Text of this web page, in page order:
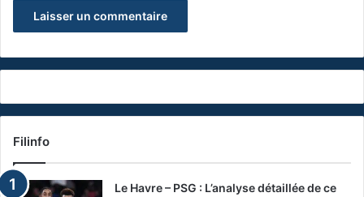
Filinfo
Le Havre – PSG : L’analyse détaillée de ce